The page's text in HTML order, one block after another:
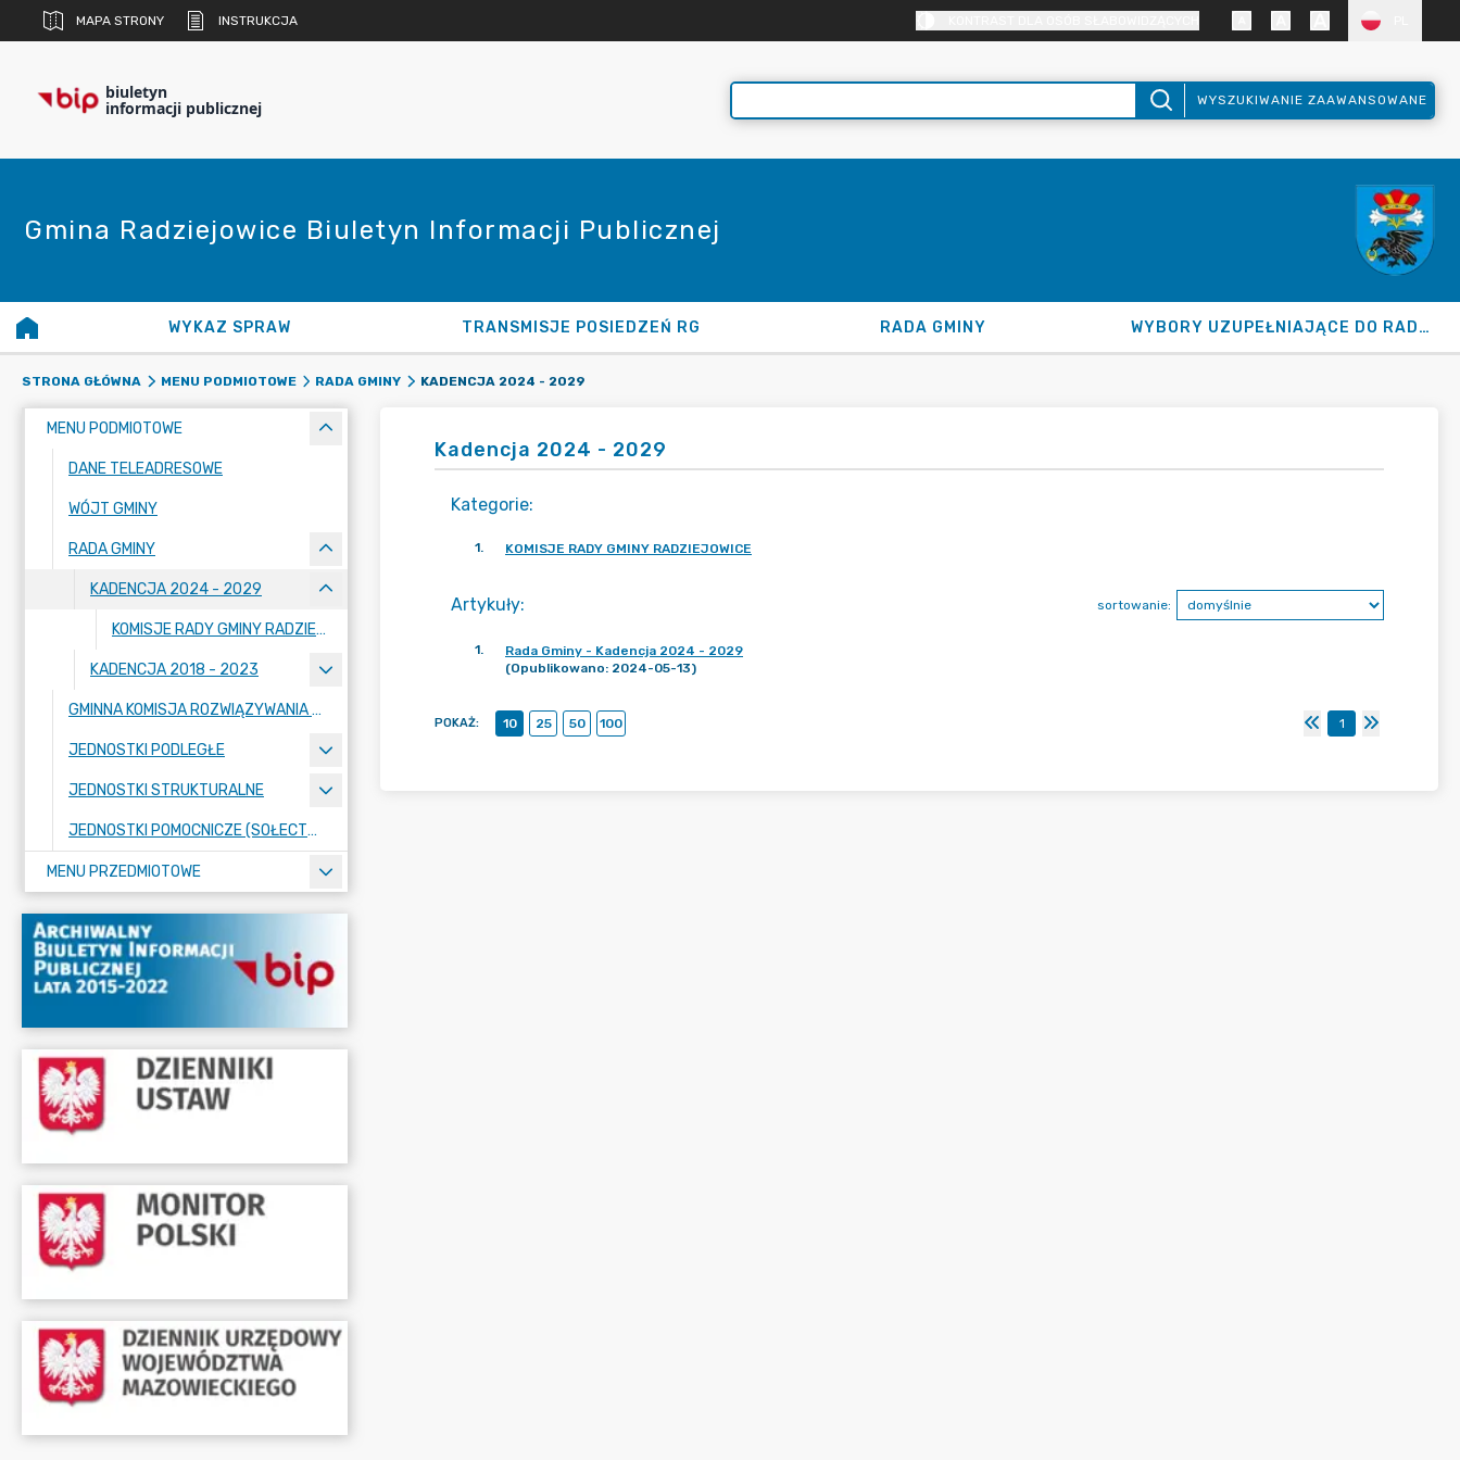
MAPA STRONY INSTRUKCJA
biuletyn
informacji publicznej WYSZUKIWANIE ZAAWANSOWANE
Gmina Radziejowice Biuletyn Informacji Publicznej
WYKAZ SPRAW TRANSMISJE POSIEDZEŃ RG RADA GMINY WYBORY UZUPEŁNIAJĄCE DO RADY GMINY 2026
STRONA GŁÓWNA MENU PODMIOTOWE RADA GMINY KADENCJA 2024 - 2029
MENU PODMIOTOWE
DANE TELEADRESOWE
WÓJT GMINY
RADA GMINY
KADENCJA 2024 - 2029
KOMISJE RADY GMINY RADZIEJOWICE
KADENCJA 2018 - 2023
GMINNA KOMISJA ROZWIĄZYWANIA PROBLEMÓW ALKOHOLOWYCH
JEDNOSTKI PODLEGŁE
JEDNOSTKI STRUKTURALNE
JEDNOSTKI POMOCNICZE (SOŁECTWA)
MENU PRZEDMIOTOWE
Kadencja 2024 - 2029
Kategorie:
1. KOMISJE RADY GMINY RADZIEJOWICE
Artykuły: sortowanie:
1.
Rada Gminy - Kadencja 2024 - 2029
(Opublikowano: 2024-05-13)
POKAŻ: 10 25 50 100 1